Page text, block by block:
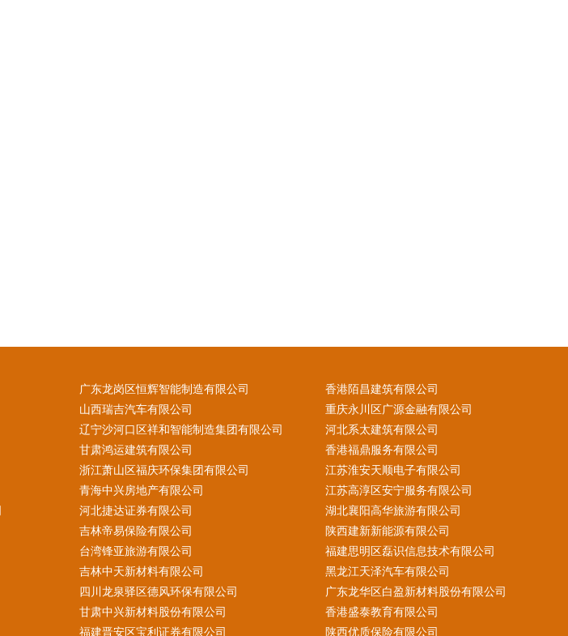
广东龙岗区恒辉智能制造有限公司
香港陌昌建筑有限公司
山西瑞吉汽车有限公司
重庆永川区广源金融有限公司
辽宁沙河口区祥和智能制造集团有限公司
河北系太建筑有限公司
甘肃鸿运建筑有限公司
香港福鼎服务有限公司
浙江萧山区福庆环保集团有限公司
江苏淮安天顺电子有限公司
青海中兴房地产有限公司
江苏高淳区安宁服务有限公司
河北捷达证券有限公司
湖北襄阳高华旅游有限公司
吉林帝易保险有限公司
陕西建新新能源有限公司
台湾锋亚旅游有限公司
福建思明区磊识信息技术有限公司
吉林中天新材料有限公司
黑龙江天泽汽车有限公司
四川龙泉驿区德风环保有限公司
广东龙华区白盈新材料股份有限公司
甘肃中兴新材料股份有限公司
香港盛泰教育有限公司
福建晋安区宝利证券有限公司 陕西优质保险有限公司